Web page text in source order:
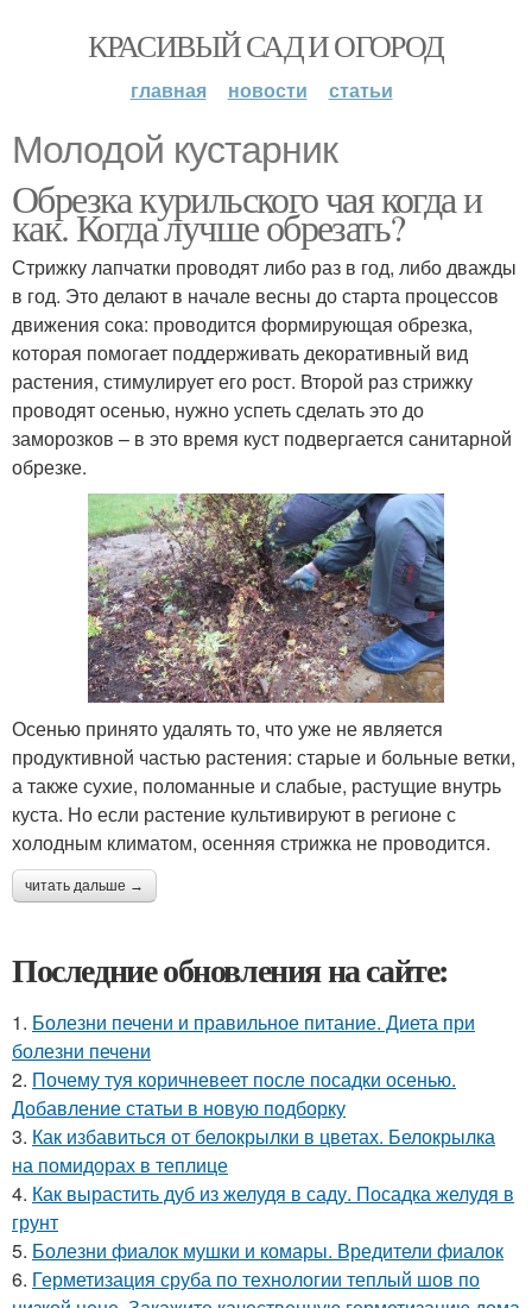
КРАСИВЫЙ САД И ОГОРОД
главная новости статьи
Молодой кустарник
Обрезка курильского чая когда и
как. Когда лучше обрезать?
Стрижку лапчатки проводят либо раз в год, либо дважды
в год. Это делают в начале весны до старта процессов
движения сока: проводится формирующая обрезка,
которая помогает поддерживать декоративный вид
растения, стимулирует его рост. Второй раз стрижку
проводят осенью, нужно успеть сделать это до
заморозков – в это время куст подвергается санитарной
обрезке.
Осенью принято удалять то, что уже не является
продуктивной частью растения: старые и больные ветки,
а также сухие, поломанные и слабые, растущие внутрь
куста. Но если растение культивируют в регионе с
холодным климатом, осенняя стрижка не проводится.
читать дальше →
Последние обновления на сайте:
1. Болезни печени и правильное питание. Диета при
болезни печени
2. Почему туя коричневеет после посадки осенью.
Добавление статьи в новую подборку
3. Как избавиться от белокрылки в цветах. Белокрылка
на помидорах в теплице
4. Как вырастить дуб из желудя в саду. Посадка желудя в
грунт
5. Болезни фиалок мушки и комары. Вредители фиалок
6. Герметизация сруба по технологии теплый шов по